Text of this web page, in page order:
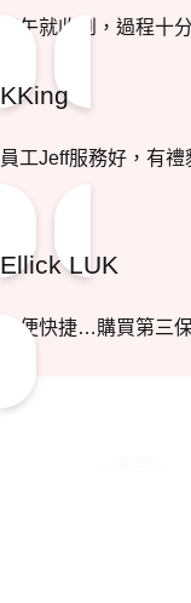
下午就收到，過程十
KKing
員工Jeff服務好，有禮貌 網上辦理保險30分鐘搞掂👍 會
Ellick LUK
方便快捷…購買第三